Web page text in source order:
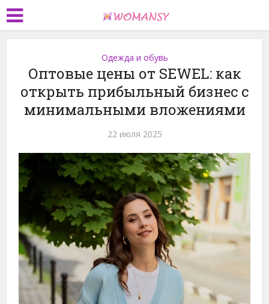
Одежда и обувь
Оптовые цены от SEWEL: как
открыть прибыльный бизнес с
минимальными вложениями
22 июля 2025